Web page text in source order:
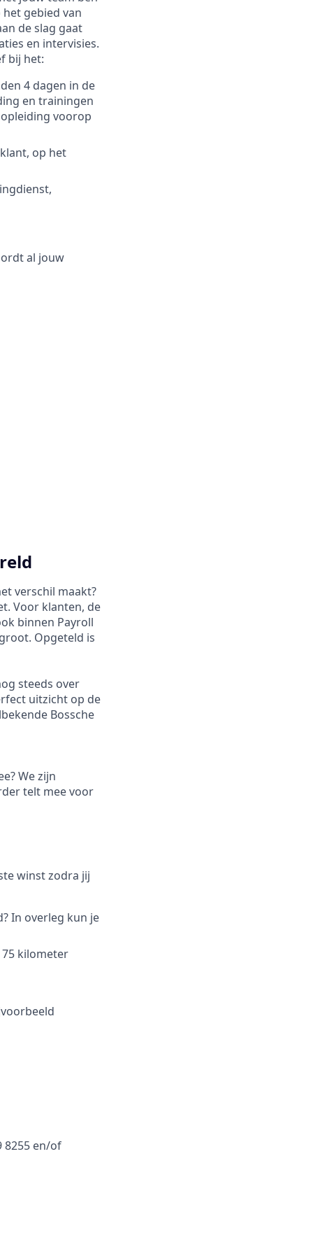
gebied van
de slag gaat
en intervisies.
bij het:
4 dagen in de
en trainingen
voorop
op het
al jouw
verschil maakt?
Voor klanten, de
binnen Payroll
Opgeteld is
steeds over
uitzicht op de
Bossche
We zijn
telt mee voor
winst zodra jij
In overleg kun je
kilometer
8255 en/of